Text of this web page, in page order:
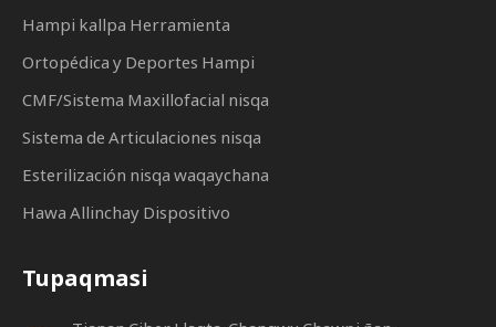
Hampi kallpa Herramienta
Ortopédica y Deportes Hampi
CMF/Sistema Maxillofacial nisqa
Sistema de Articulaciones nisqa
Esterilización nisqa waqaychana
Hawa Allinchay Dispositivo
Tupaqmasi